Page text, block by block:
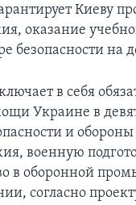
Киеву
оказание
безопасности на
в себя
Украине в
и
военную
в оборонной
согласно